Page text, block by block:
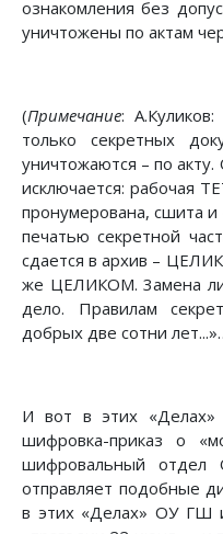
ознакомления без
уничтожены по актам
(Примечание:
только секретных
уничтожаются – по
исключается: рабочая
пронумерована, сшита
печатью секретной
сдается в архив –
же ЦЕЛИКОМ. 3амена
дело. Правилам
добрых две сотни
И вот в этих «Делах»
шифровка-приказ о
шифровальный отдел
отправляет подобные
в этих «Делах» ОУ ГШ